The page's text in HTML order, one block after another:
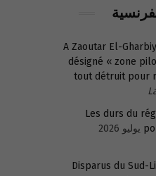
A Zaoutar El-
désigné « zone
tout détruit pour
Les durs du
Disparus du Sud-